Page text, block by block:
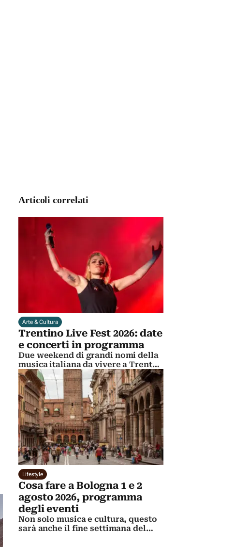
Articoli correlati
Arte & Cultura
Trentino Live Fest 2026: date
e concerti in programma
Due weekend di grandi nomi della
musica italiana da vivere a Trento.
I dettagli
Lifestyle
Cosa fare a Bologna 1 e 2
agosto 2026, programma
degli eventi
Non solo musica e cultura, questo
sarà anche il fine settimana del